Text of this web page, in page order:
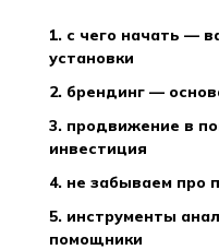
1. с чего начать — важные стартовые
установки
2. брендинг —
3. продвижение в поиске google — разумная
инвестиция
4. не забываем
5. инструменты аналитики — незаменимые
помощники